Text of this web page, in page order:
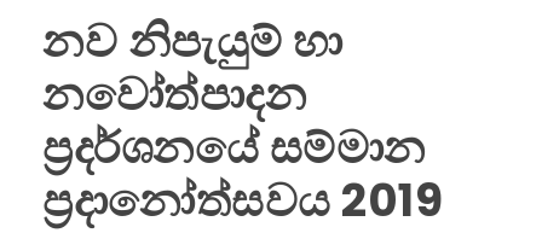
නව නිපැයුම් හා
නවෝත්පාදන
ප්‍රදර්ශනයේ සම්මාන
ප්‍රදානෝත්සවය 2019